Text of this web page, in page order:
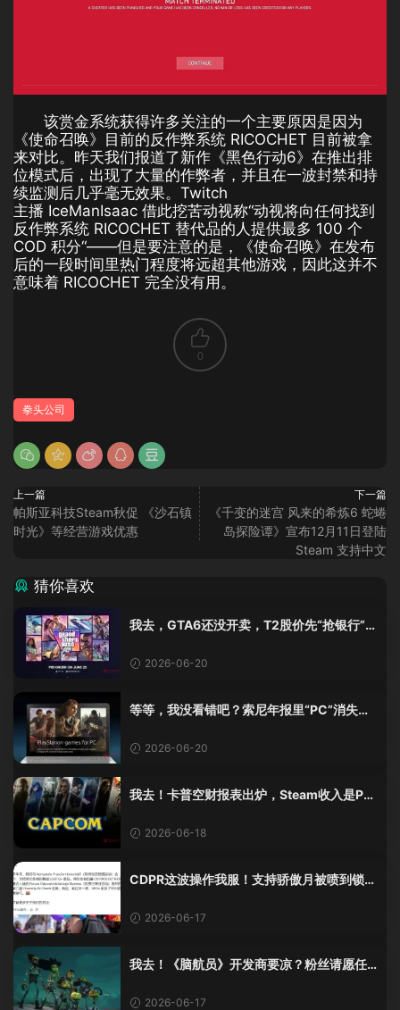
该赏金系统获得许多关注的一个主要原因是因为
《使命召唤》目前的反作弊系统 RICOCHET 目前被拿
来对比。昨天我们报道了新作《黑色行动6》在推出排
位模式后，出现了大量的作弊者，并且在一波封禁和持
续监测后几乎毫无效果。Twitch
主播 IceManIsaac 借此挖苦动视称“动视将向任何找到
反作弊系统 RICOCHET 替代品的人提供最多 100 个
COD 积分“——但是要注意的是，《使命召唤》在发布
后的一段时间里热门程度将远超其他游戏，因此这并不
意味着 RICOCHET 完全没有用。
0
拳头公司
上一篇
帕斯亚科技Steam秋促 《沙石镇
时光》等经营游戏优惠
下一篇
《千变的迷宫 风来的希炼6 蛇蜷
岛探险谭》宣布12月11日登陆
Steam 支持中文
猜你喜欢
我去，GTA6还没开卖，T2股价先“抢银行”
2026-06-20
等等，我没看错吧？索尼年报里“PC”消失
2026-06-20
我去！卡普空财报表出炉，Steam收入是PS
2026-06-18
CDPR这波操作我服！支持骄傲月被喷到锁
2026-06-17
我去！《脑航员》开发商要凉？粉丝请愿任
2026-06-17